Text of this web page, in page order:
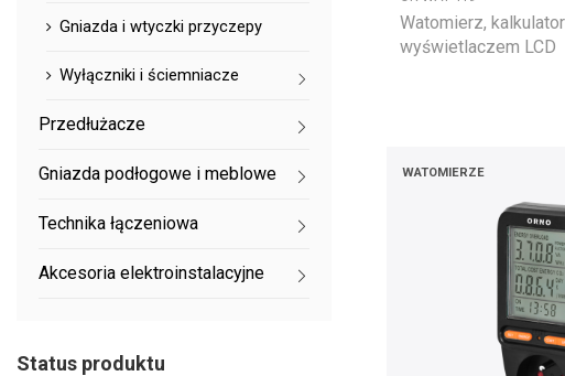
Watomierz,
wyświetlaczem LCD
WATOMIERZE
Gniazda i wtyczki przyczepy
Wyłączniki i ściemniacze
Przedłużacze
Gniazda podłogowe i meblowe
Technika łączeniowa
Akcesoria elektroinstalacyjne
Status produktu